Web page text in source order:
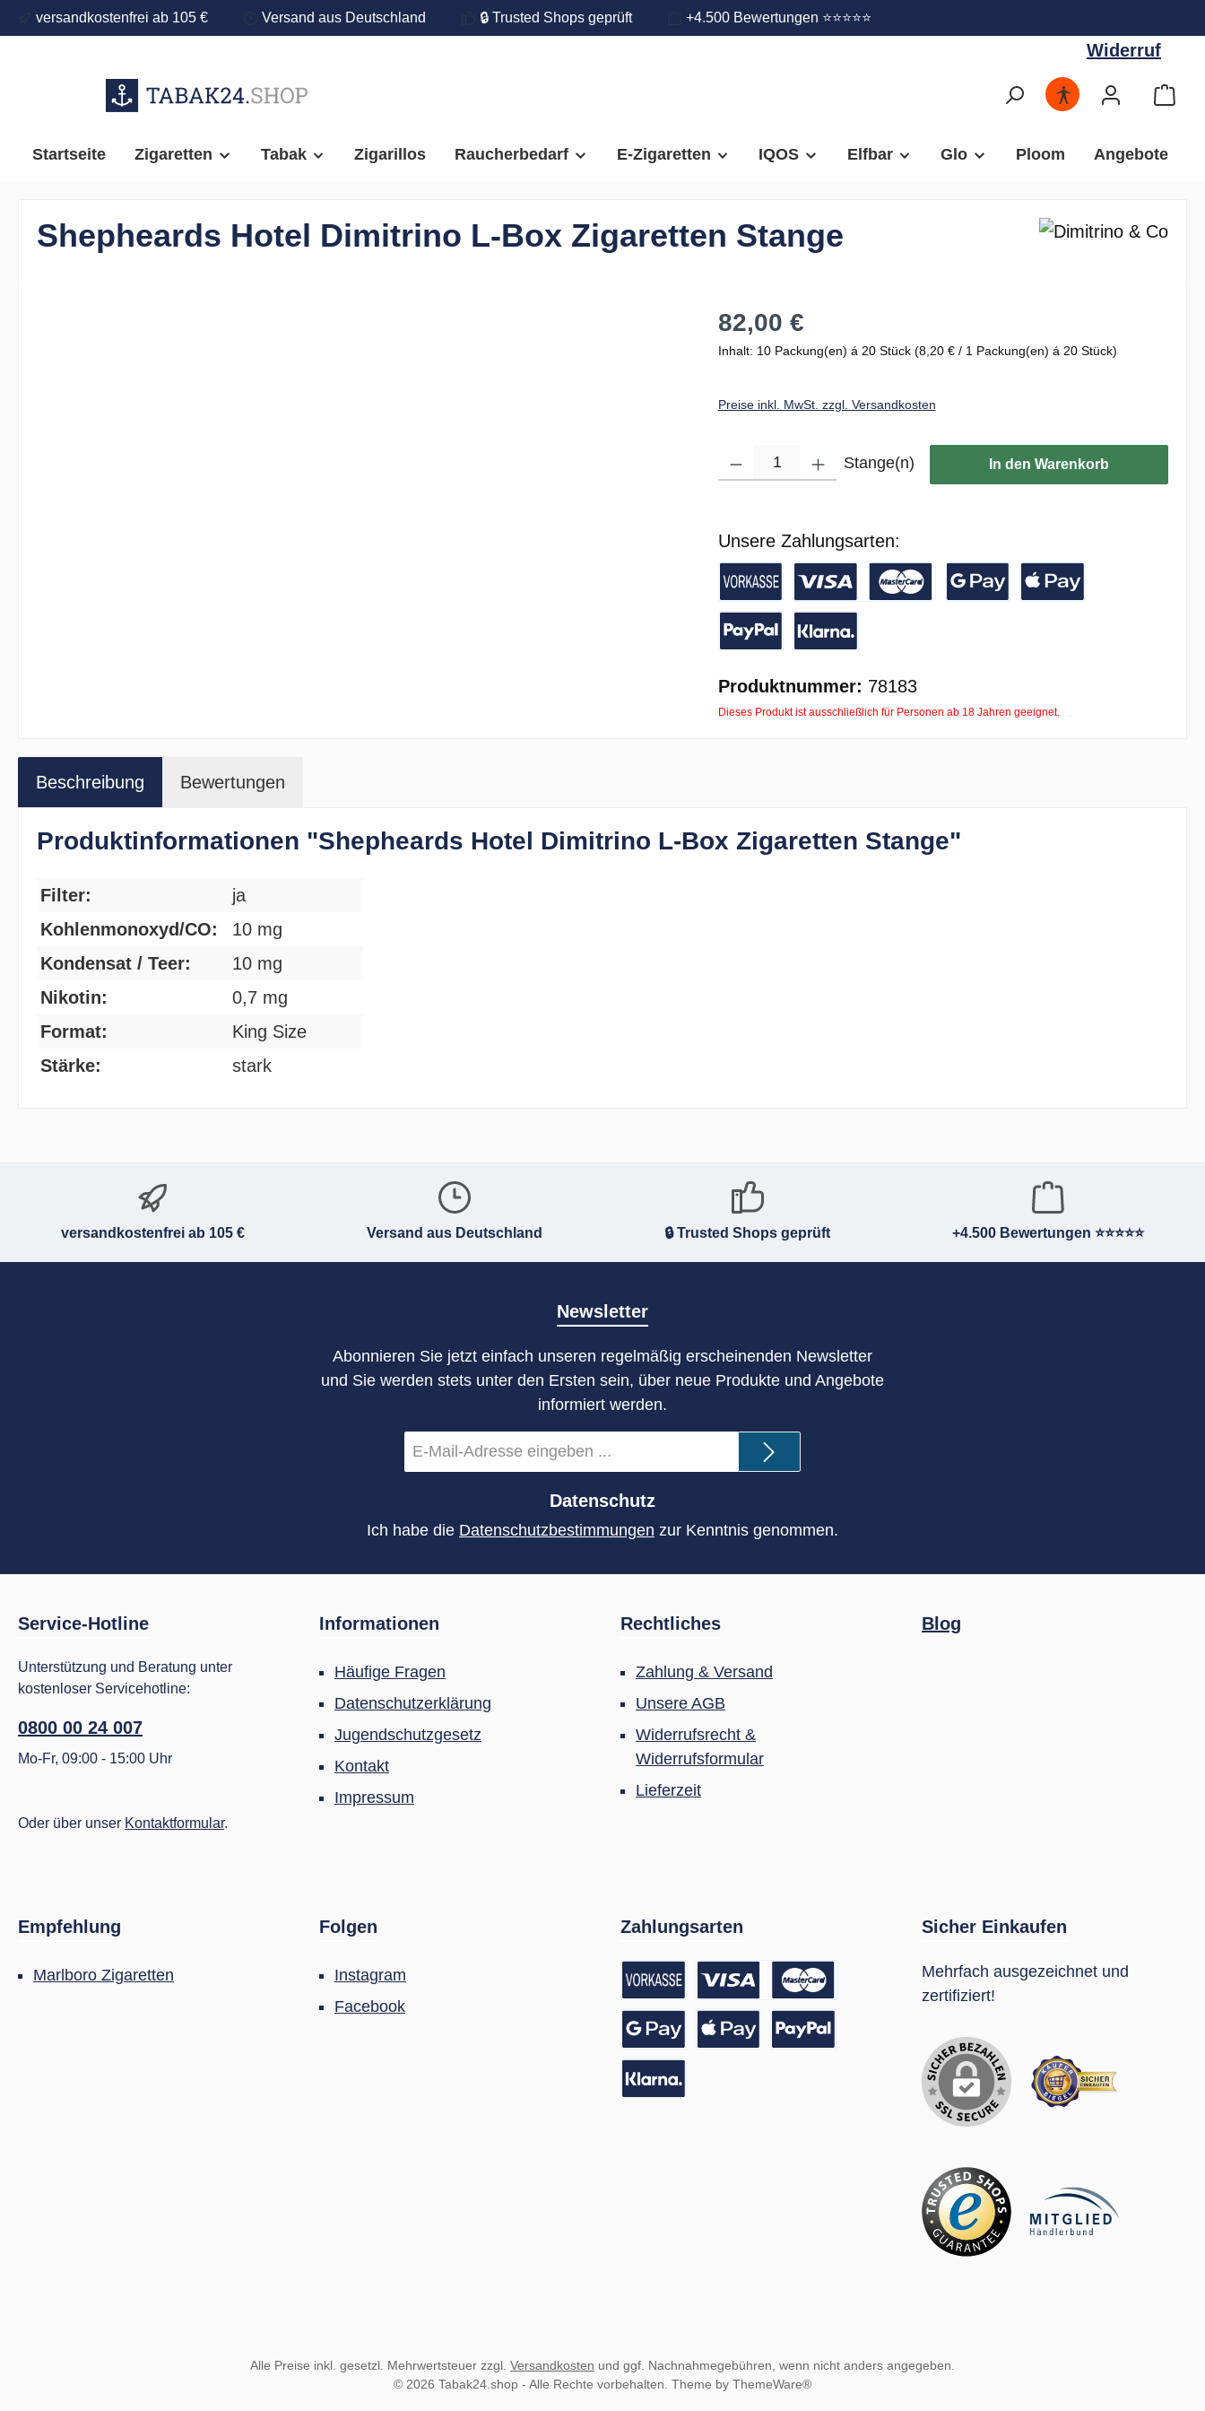
Zur Hauptnavigation springen
versandkostenfrei ab 105 € Versand aus Deutschland 🔒 Trusted Shops geprüft +4.500 Bewertungen ⭐⭐⭐⭐⭐
Widerruf
Startseite Zigaretten Tabak Zigarillos Raucherbedarf E-Zigaretten IQOS Elfbar Glo Ploom Angebote
Shepheards Hotel Dimitrino L-Box Zigaretten Stange
82,00 €
Inhalt: 10 Packung(en) á 20 Stück (8,20 € / 1 Packung(en) á 20 Stück)
Preise inkl. MwSt. zzgl. Versandkosten
Stange(n) In den Warenkorb
Unsere Zahlungsarten:
Vorkasse / Banküberweisung
Kreditkarte
Produktnummer: 78183
Dieses Produkt ist ausschließlich für Personen ab 18 Jahren geeignet.
Beschreibung Bewertungen
Produktinformationen "Shepheards Hotel Dimitrino L-Box Zigaretten Stange"
Filter:
ja
Kohlenmonoxyd/CO:
10 mg
Kondensat / Teer:
10 mg
Nikotin:
0,7 mg
Format:
King Size
Stärke:
stark
versandkostenfrei ab 105 € Versand aus Deutschland 🔒 Trusted Shops geprüft +4.500 Bewertungen ⭐⭐⭐⭐⭐
Newsletter
Abonnieren Sie jetzt einfach unseren regelmäßig erscheinenden Newsletter
und Sie werden stets unter den Ersten sein, über neue Produkte und Angebote
informiert werden.
Mail-
Adresse
Datenschutz
Ich habe die Datenschutzbestimmungen zur Kenntnis genommen.
Service-Hotline
Unterstützung und Beratung unter
kostenloser Servicehotline:
0800 00 24 007
Mo-Fr, 09:00 - 15:00 Uhr
Oder über unser Kontaktformular.
Informationen
Häufige Fragen
Datenschutzerklärung
Jugendschutzgesetz
Kontakt
Impressum
Rechtliches
Zahlung & Versand
Unsere AGB
Widerrufsrecht &
Widerrufsformular
Lieferzeit
Blog
Empfehlung
Marlboro Zigaretten
Folgen
Instagram
Facebook
Zahlungsarten
Vorkasse / Banküberweisung
Kreditkarte
Google Pay
Sicher Einkaufen
Mehrfach ausgezeichnet und
zertifiziert!
Alle Preise inkl. gesetzl. Mehrwertsteuer zzgl. Versandkosten und ggf. Nachnahmegebühren, wenn nicht anders angegeben.
© 2026 Tabak24.shop - Alle Rechte vorbehalten. Theme by ThemeWare®